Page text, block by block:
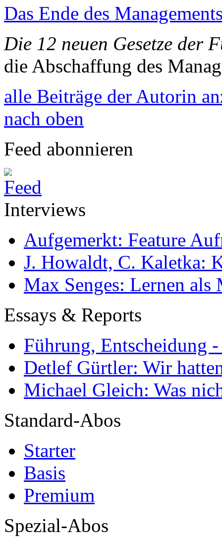
Das Ende des
Die 12 neuen Gesetze der
die Abschaffung des
alle Beiträge der Autorin
nach oben
Feed abonnieren
Interviews
Aufgemerkt: Feature
J. Howaldt, C. Kaletka:
Max Senges: Lernen als
Essays & Reports
Führung, Entscheidung
Detlef Gürtler: Wir
Michael Gleich: Was
Standard-Abos
Starter
Basis
Premium
Spezial-Abos